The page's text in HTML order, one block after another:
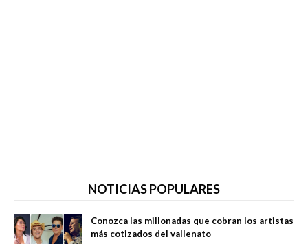
NOTICIAS POPULARES
Conozca las millonadas que cobran los artistas
más cotizados del vallenato